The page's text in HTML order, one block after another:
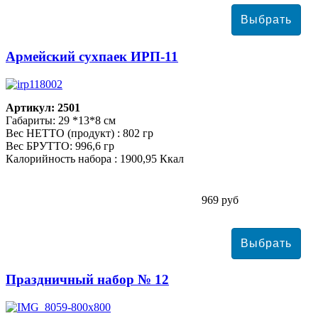
Армейский сухпаек ИРП-11
Артикул: 2501
Габариты: 29 *13*8 см
Вес НЕТТО (продукт) : 802 гр
Вес БРУТТО: 996,6 гр
Калорийность набора : 1900,95 Ккал
969 руб
Праздничный набор № 12